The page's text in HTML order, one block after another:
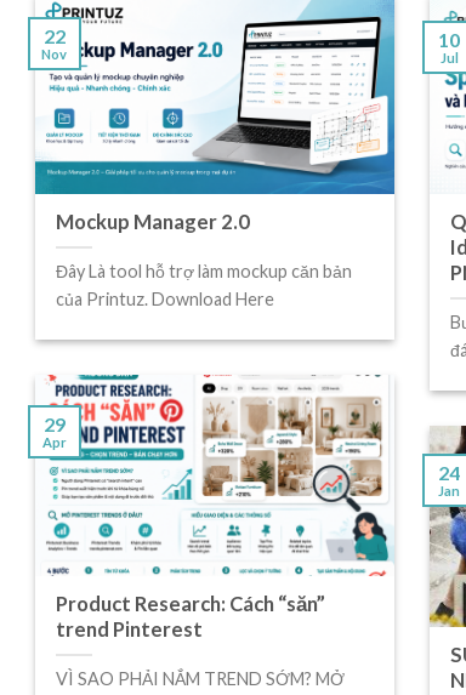
Mockup Manager 2.0
Đây Là tool hỗ trợ làm mockup căn bản
của Printuz. Download Here
22
Nov
10
Jul
Product Research: Cách “săn”
trend Pinterest
VÌ SAO PHẢI NẮM TREND SỚM? MỞ
29
Apr
24
Jan